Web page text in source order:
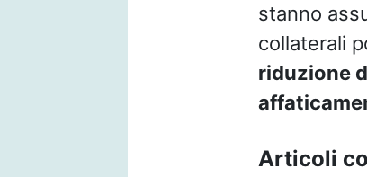
stanno
collaterali
riduzione
Articoli